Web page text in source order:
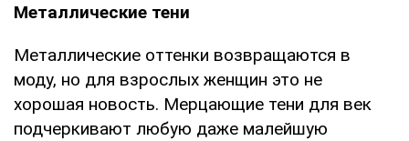
Металлические тени
Металлические оттенки возвращаются в
моду, но для взрослых женщин это не
хорошая новость. Мерцающие тени для век
подчеркивают любую даже малейшую